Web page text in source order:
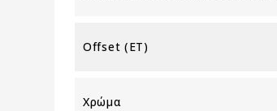
Offset (ET)
Χρώμα